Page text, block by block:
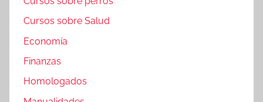
Cursos sobre Salud
Economía
Finanzas
Homologados